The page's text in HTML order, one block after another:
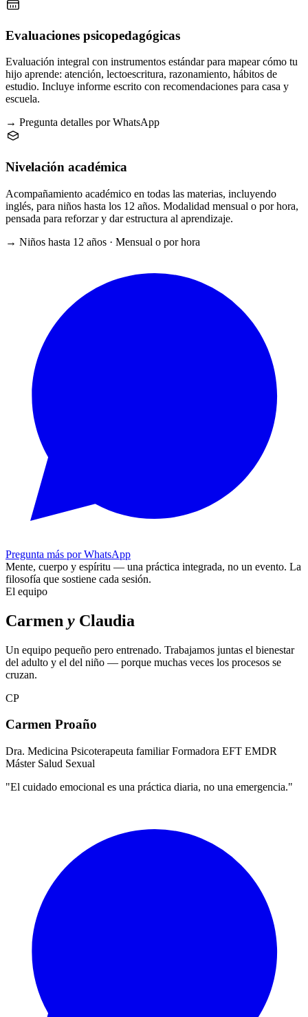
Evaluaciones psicopedagógicas
Evaluación integral con instrumentos estándar para mapear cómo tu
hijo aprende: atención, lectoescritura, razonamiento, hábitos de
estudio. Incluye informe escrito con recomendaciones para casa y
escuela.
→ Pregunta detalles por WhatsApp
Nivelación académica
Acompañamiento académico en todas las materias, incluyendo
inglés, para niños hasta los 12 años. Modalidad mensual o por hora,
pensada para reforzar y dar estructura al aprendizaje.
→ Niños hasta 12 años · Mensual o por hora
Pregunta más por WhatsApp
Mente, cuerpo y espíritu — una práctica integrada, no un evento. La
filosofía que sostiene cada sesión.
El equipo
Carmen y Claudia
Un equipo pequeño pero entrenado. Trabajamos juntas el bienestar
del adulto y el del niño — porque muchas veces los procesos se
cruzan.
CP
Carmen Proaño
Dra. Medicina Psicoterapeuta familiar Formadora EFT EMDR
Máster Salud Sexual
"El cuidado emocional es una práctica diaria, no una emergencia."